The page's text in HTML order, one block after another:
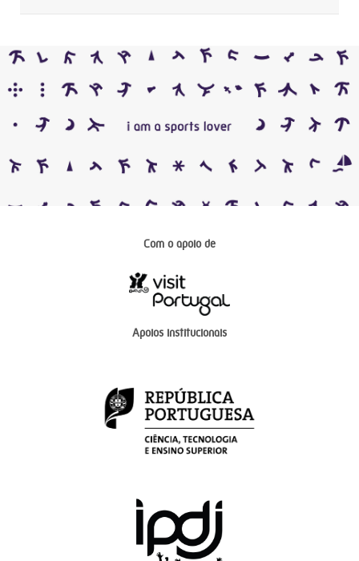
Com o apoio de
Apoios institucionais